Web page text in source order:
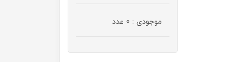
موجودی : 0 عدد